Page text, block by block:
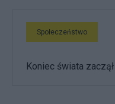
Społeczeństwo
Koniec świata